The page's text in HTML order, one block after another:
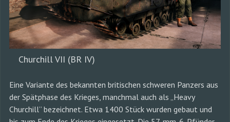
Churchill VII (BR IV)
Eine Variante des bekannten britischen schweren Panzers aus
der Spätphase des Krieges, manchmal auch als „Heavy
Churchill” bezeichnet. Etwa 1400 Stück wurden gebaut und